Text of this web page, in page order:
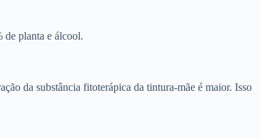
de planta e álcool.
da substância fitoterápica da tintura-mãe é maior. Isso